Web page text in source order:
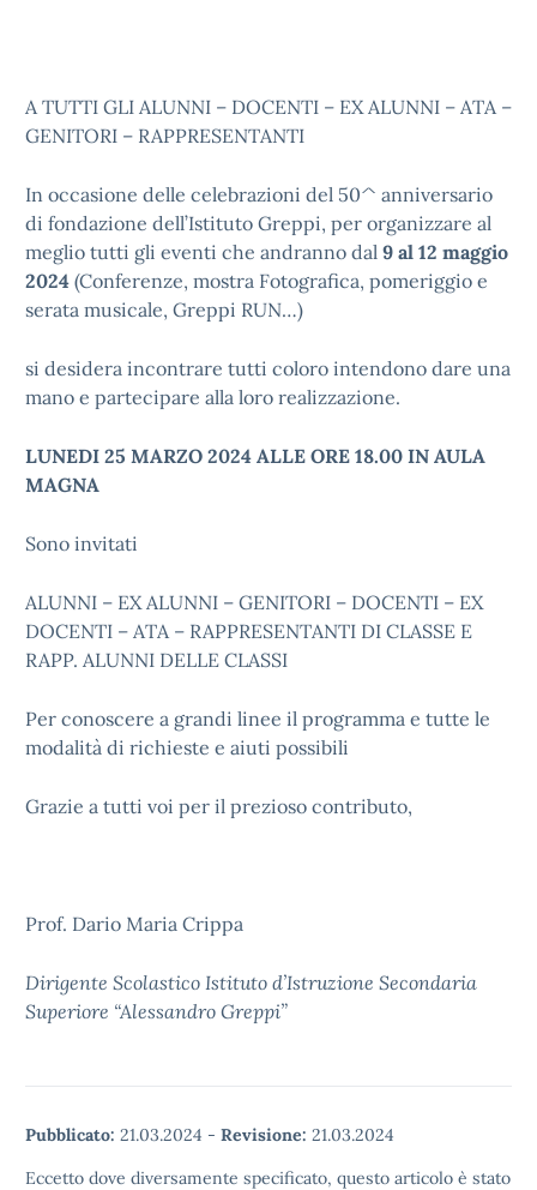
A TUTTI GLI ALUNNI – DOCENTI – EX ALUNNI – ATA –
GENITORI – RAPPRESENTANTI
In occasione delle celebrazioni del 50^ anniversario
di fondazione dell’Istituto Greppi, per organizzare al
meglio tutti gli eventi che andranno dal 9 al 12 maggio
2024 (Conferenze, mostra Fotografica, pomeriggio e
serata musicale, Greppi RUN…)
si desidera incontrare tutti coloro intendono dare una
mano e partecipare alla loro realizzazione.
LUNEDI 25 MARZO 2024 ALLE ORE 18.00 IN AULA
MAGNA
Sono invitati
ALUNNI – EX ALUNNI – GENITORI – DOCENTI – EX
DOCENTI – ATA – RAPPRESENTANTI DI CLASSE E
RAPP. ALUNNI DELLE CLASSI
Per conoscere a grandi linee il programma e tutte le
modalità di richieste e aiuti possibili
Grazie a tutti voi per il prezioso contributo,
Prof. Dario Maria Crippa
Dirigente Scolastico Istituto d’Istruzione Secondaria
Superiore “Alessandro Greppi”
Pubblicato: 21.03.2024 - Revisione: 21.03.2024
Eccetto dove diversamente specificato, questo articolo è stato